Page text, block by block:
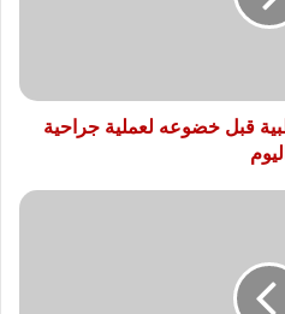
قبل خضوعه لعملية جراحية